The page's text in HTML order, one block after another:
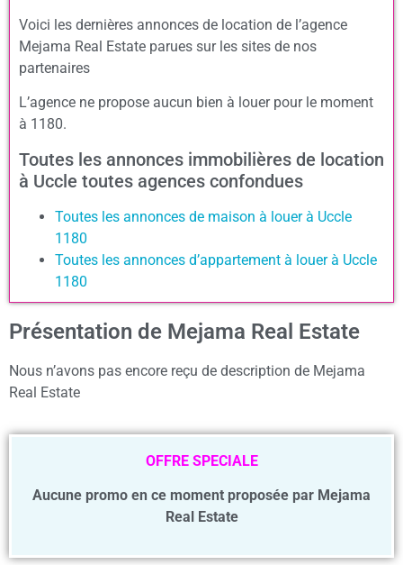
Voici les dernières annonces de location de l’agence
Mejama Real Estate parues sur les sites de nos
partenaires
L’agence ne propose aucun bien à louer pour le moment
à 1180.
Toutes les annonces immobilières de location
à Uccle toutes agences confondues
Toutes les annonces de maison à louer à Uccle
1180
Toutes les annonces d’appartement à louer à Uccle
1180
Présentation de Mejama Real Estate
Nous n’avons pas encore reçu de description de Mejama
Real Estate
OFFRE SPECIALE
Aucune promo en ce moment proposée par Mejama
Real Estate